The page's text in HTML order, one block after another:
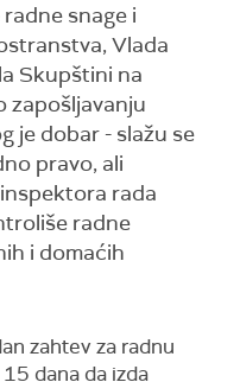
snage i
Vlada
Skupštini na
zapošljavanju
je dobar - slažu se
pravo, ali
rada
radne
i domaćih
zahtev za radnu
dana da izda